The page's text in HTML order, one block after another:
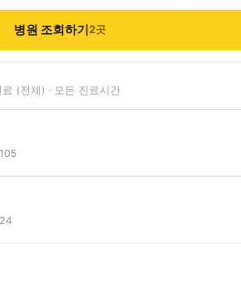
병원 조회하기2곳
(전체) · 모든 진료시간